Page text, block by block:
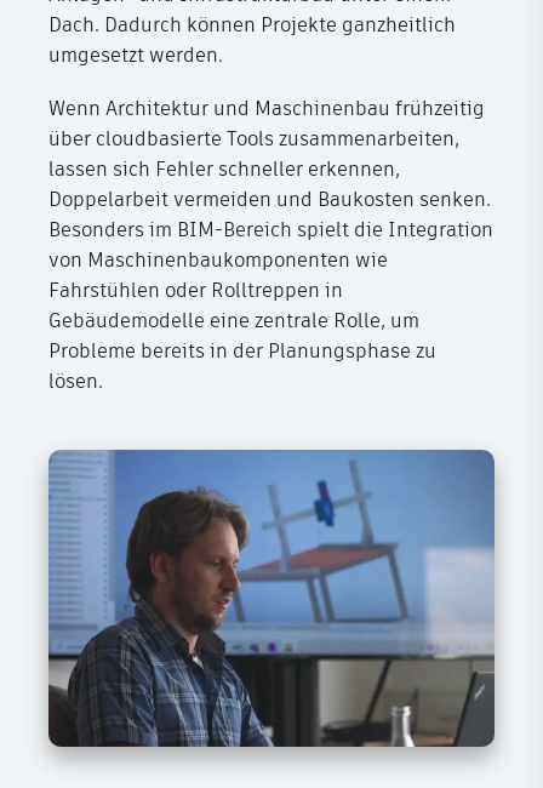
Dach. Dadurch können Projekte ganzheitlich
umgesetzt werden.
Wenn Architektur und Maschinenbau frühzeitig
über cloudbasierte Tools zusammenarbeiten,
lassen sich Fehler schneller erkennen,
Doppelarbeit vermeiden und Baukosten senken.
Besonders im BIM-Bereich spielt die Integration
von Maschinenbaukomponenten wie
Fahrstühlen oder Rolltreppen in
Gebäudemodelle eine zentrale Rolle, um
Probleme bereits in der Planungsphase zu
lösen.